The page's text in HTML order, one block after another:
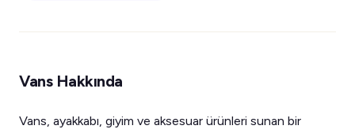
Vans Hakkında
Vans, ayakkabı, giyim ve aksesuar ürünleri sunan bir